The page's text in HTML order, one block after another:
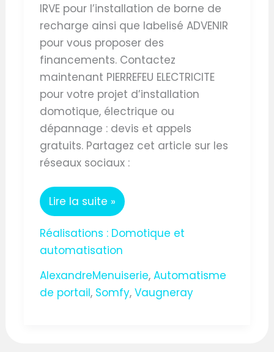
IRVE pour l’installation de borne de
recharge ainsi que labelisé ADVENIR
pour vous proposer des
financements. Contactez
maintenant PIERREFEU ELECTRICITE
pour votre projet d’installation
domotique, électrique ou
dépannage : devis et appels
gratuits. Partagez cet article sur les
réseaux sociaux :
Lire la suite »
Réalisations : Domotique et
automatisation
AlexandreMenuiserie, Automatisme
de portail, Somfy, Vaugneray